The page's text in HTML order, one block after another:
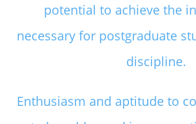
potential to achieve the
necessary for postgraduate
discipline.
Enthusiasm and aptitude to